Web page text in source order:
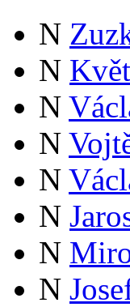
N
N
N
N
N
N
N
N